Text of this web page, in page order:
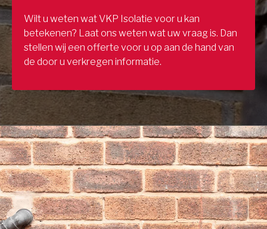
Wilt u weten wat VKP Isolatie voor u kan
betekenen? Laat ons weten wat uw vraag is. Dan
stellen wij een offerte voor u op aan de hand van
de door u verkregen informatie.